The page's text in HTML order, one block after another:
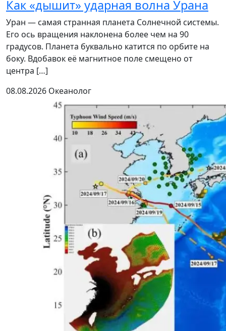
Как «дышит» ударная волна Урана
Уран — самая странная планета Солнечной системы.
Его ось вращения наклонена более чем на 90
градусов. Планета буквально катится по орбите на
боку. Вдобавок её магнитное поле смещено от
центра […]
08.08.2026 Океанолог